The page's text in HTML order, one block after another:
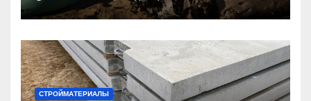
СТРОЙМАТЕРИАЛЫ